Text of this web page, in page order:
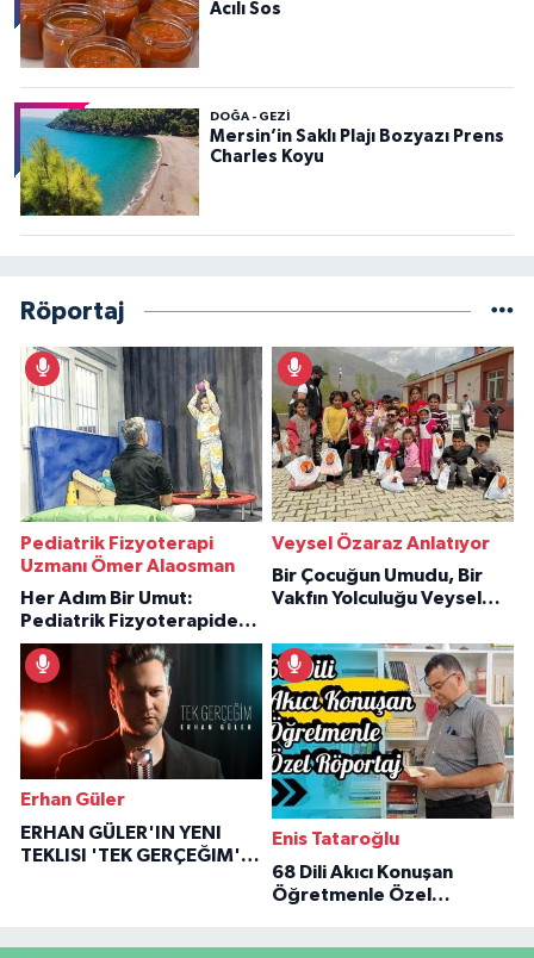
Acılı Sos
DOĞA - GEZI
Mersin’in Saklı Plajı Bozyazı Prens
Charles Koyu
Röportaj
Pediatrik Fizyoterapi
Uzmanı Ömer Alaosman
Her Adım Bir Umut:
Pediatrik Fizyoterapiden
İlham Veren Hikâyeler
Veysel Özaraz Anlatıyor
Bir Çocuğun Umudu, Bir
Vakfın Yolculuğu Veysel
Erhan Güler
ERHAN GÜLER'IN YENI
TEKLISI 'TEK GERÇEĞIM'LE
Enis Tataroğlu
68 Dili Akıcı Konuşan
Öğretmenle Özel